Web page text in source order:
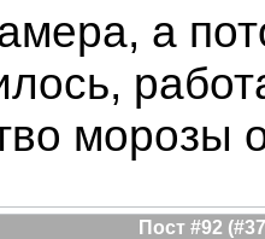
а
морозы
Пост #92